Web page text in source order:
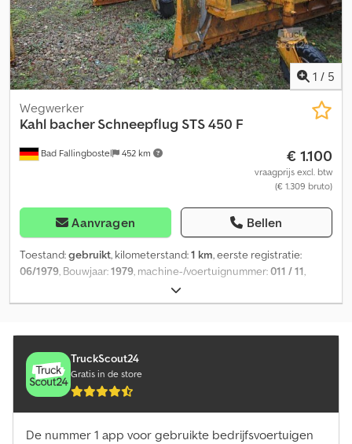
1 / 5
Bad Fallingbostel 452 km
Wegwerker
Kahl bacher Schneepflug STS 450 F
€ 1.100
vraagprijs excl. btw
(€ 1.309 bruto)
Aanvragen Bellen
Toestand:gebruikt, kilometerstand:1 km, eerste registratie:
06/1979, Bouwjaar:1979, machine-/voertuignummer:011 / 11,
Sneeuwploeg voor grote parkeerterreinen / havengebied Bouwj.
1979 - 81 Aankoppelplaat Gr. 5 Hydraulische hef- en daalcylinder
Frame van staal Ploegscherm van aluminium Rail-lengte: 5.200 mm
Schraapstrip: Vulkulan 20 - 60% 3 stuks beschikbaar!! Andere
winterdienstapparatuur beschikbaar!! Verkoop in huidige staat!!
TruckScout24
Gratis in de store
De nummer 1 app voor gebruikte bedrijfsvoertuigen